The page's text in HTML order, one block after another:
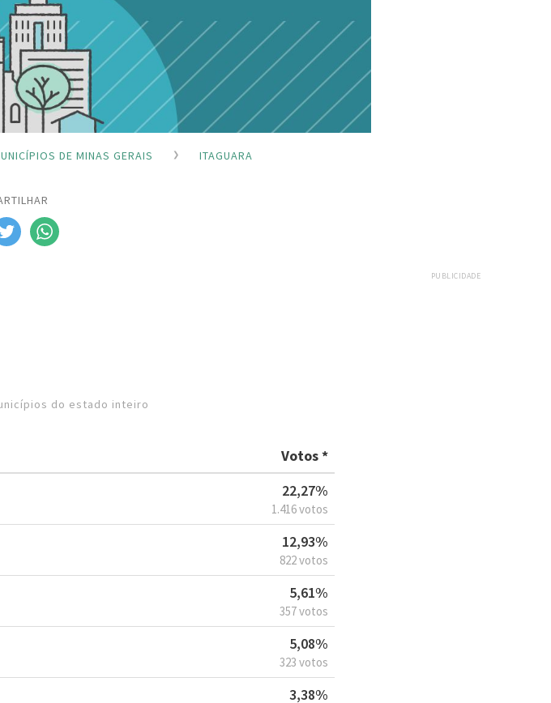
DE MINAS GERAIS ITAGUARA
PUBLICIDADE
do estado inteiro
Votos *
22,27%
1.416 votos
12,93%
822 votos
5,61%
357 votos
5,08%
323 votos
3,38%